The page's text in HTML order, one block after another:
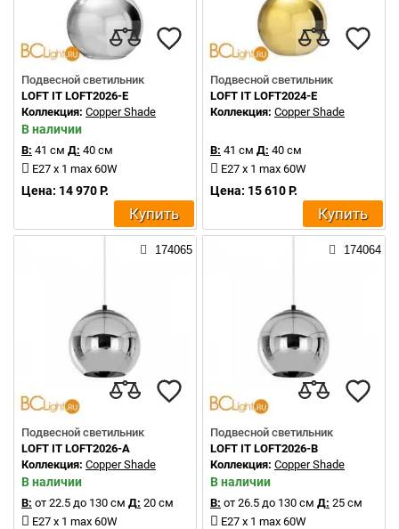
Подвесной светильник
LOFT IT LOFT2026-E
Коллекция: Copper Shade
В наличии
В: 41 см Д: 40 см
E27 x 1 max 60W
Цена: 14 970 Р.
Купить
Подвесной светильник
LOFT IT LOFT2024-E
Коллекция: Copper Shade
В: 41 см Д: 40 см
E27 x 1 max 60W
Цена: 15 610 Р.
Купить
174065
Подвесной светильник
LOFT IT LOFT2026-A
Коллекция: Copper Shade
В наличии
В: от 22.5 до 130 см Д: 20 см
E27 x 1 max 60W
174064
Подвесной светильник
LOFT IT LOFT2026-B
Коллекция: Copper Shade
В наличии
В: от 26.5 до 130 см Д: 25 см
E27 x 1 max 60W